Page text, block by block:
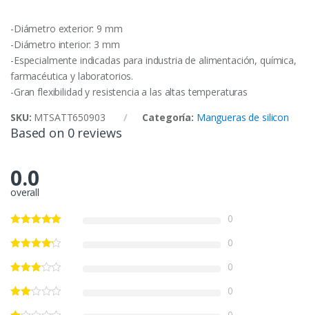
-Diámetro exterior: 9 mm
-Diámetro interior: 3 mm
-Especialmente indicadas para industria de alimentación, química,
farmacéutica y laboratorios.
-Gran flexibilidad y resistencia a las altas temperaturas
SKU: MTSATT650903 Categoría: Mangueras de silicon
Based on 0 reviews
0.0
overall
0
0
0
0